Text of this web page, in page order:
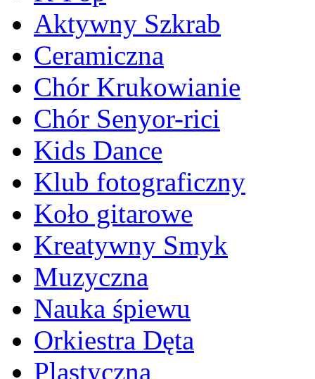
Aktywny Szkrab
Ceramiczna
Chór Krukowianie
Chór Senyor-rici
Kids Dance
Klub fotograficzny
Koło gitarowe
Kreatywny Smyk
Muzyczna
Nauka śpiewu
Orkiestra Dęta
Plastyczna